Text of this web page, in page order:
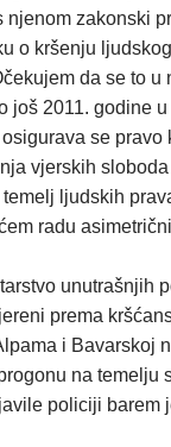
zakonski
o kršenju
da se to
još 2011. godine
se
vjerskih
ljudskih
radu
unutrašnjih
prema
i Bavarskoj
na temelju
policiji